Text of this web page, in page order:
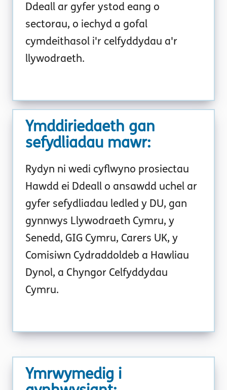
Ddeall ar gyfer ystod eang o
sectorau, o iechyd a gofal
cymdeithasol i'r celfyddydau a'r
llywodraeth.
Ymddiriedaeth gan
sefydliadau mawr:
Rydyn ni wedi cyflwyno prosiectau
Hawdd ei Ddeall o ansawdd uchel ar
gyfer sefydliadau ledled y DU, gan
gynnwys Llywodraeth Cymru, y
Senedd, GIG Cymru, Carers UK, y
Comisiwn Cydraddoldeb a Hawliau
Dynol, a Chyngor Celfyddydau
Cymru.
Ymrwymedig i